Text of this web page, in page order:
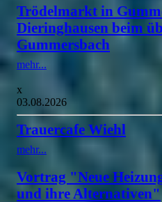
Trödelmarkt in
Dieringhausen beim
Gummersbach
mehr...
x
03.08.2026
Trauercafe Wiehl
mehr...
Vortrag "Neue
und ihre Alternativen"